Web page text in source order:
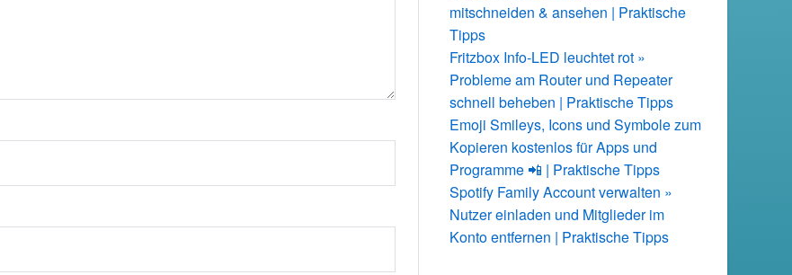
mitschneiden & ansehen | Praktische
Tipps
Fritzbox Info-LED leuchtet rot »
Probleme am Router und Repeater
schnell beheben | Praktische Tipps
Emoji Smileys, Icons und Symbole zum
Kopieren kostenlos für Apps und
Programme 📲 | Praktische Tipps
Spotify Family Account verwalten »
Nutzer einladen und Mitglieder im
Konto entfernen | Praktische Tipps